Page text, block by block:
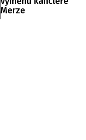
Merze